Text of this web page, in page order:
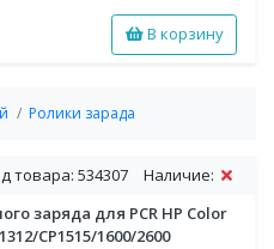
В корзину
Ролики зарада
товара: 534307
Наличие:
заряда для PCR HP Color
CP1515/1600/2600